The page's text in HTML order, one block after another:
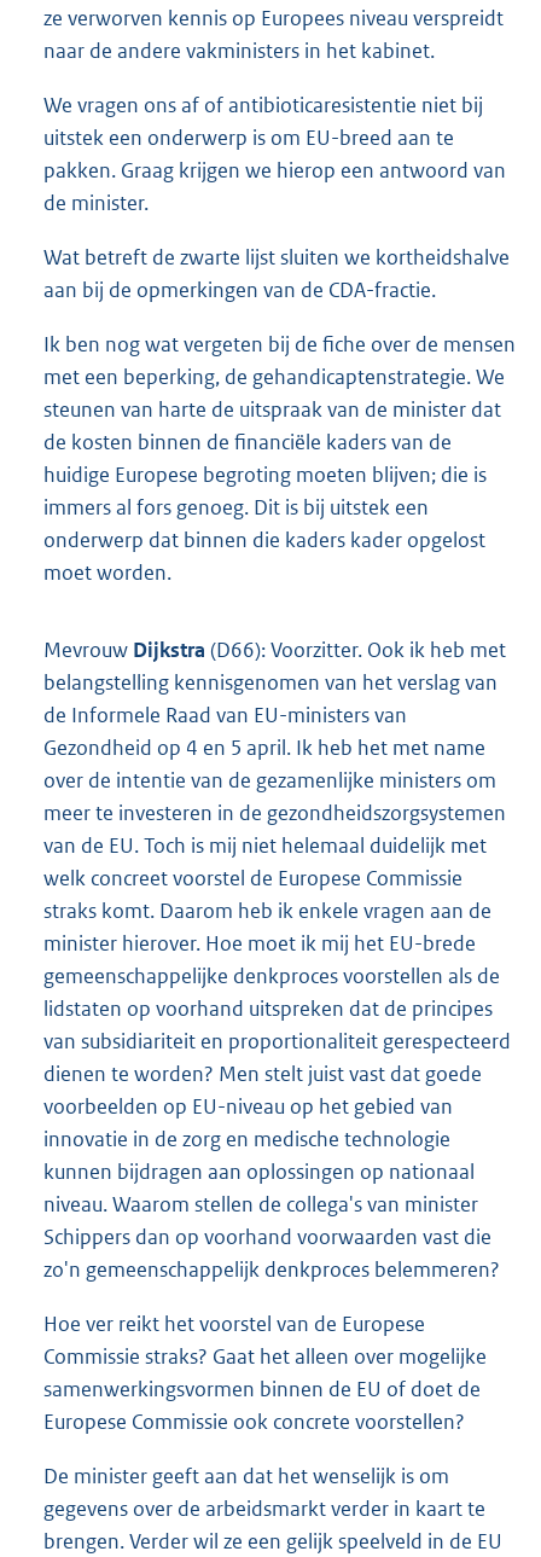
ze verworven kennis op Europees niveau verspreidt
naar de andere vakministers in het kabinet.
We vragen ons af of antibioticaresistentie niet bij
uitstek een onderwerp is om EU-breed aan te
pakken. Graag krijgen we hierop een antwoord van
de minister.
Wat betreft de zwarte lijst sluiten we kortheidshalve
aan bij de opmerkingen van de CDA-fractie.
Ik ben nog wat vergeten bij de fiche over de mensen
met een beperking, de gehandicaptenstrategie. We
steunen van harte de uitspraak van de minister dat
de kosten binnen de financiële kaders van de
huidige Europese begroting moeten blijven; die is
immers al fors genoeg. Dit is bij uitstek een
onderwerp dat binnen die kaders kader opgelost
moet worden.
Mevrouw Dijkstra (D66): Voorzitter. Ook ik heb met
belangstelling kennisgenomen van het verslag van
de Informele Raad van EU-ministers van
Gezondheid op 4 en 5 april. Ik heb het met name
over de intentie van de gezamenlijke ministers om
meer te investeren in de gezondheidszorgsystemen
van de EU. Toch is mij niet helemaal duidelijk met
welk concreet voorstel de Europese Commissie
straks komt. Daarom heb ik enkele vragen aan de
minister hierover. Hoe moet ik mij het EU-brede
gemeenschappelijke denkproces voorstellen als de
lidstaten op voorhand uitspreken dat de principes
van subsidiariteit en proportionaliteit gerespecteerd
dienen te worden? Men stelt juist vast dat goede
voorbeelden op EU-niveau op het gebied van
innovatie in de zorg en medische technologie
kunnen bijdragen aan oplossingen op nationaal
niveau. Waarom stellen de collega's van minister
Schippers dan op voorhand voorwaarden vast die
zo'n gemeenschappelijk denkproces belemmeren?
Hoe ver reikt het voorstel van de Europese
Commissie straks? Gaat het alleen over mogelijke
samenwerkingsvormen binnen de EU of doet de
Europese Commissie ook concrete voorstellen?
De minister geeft aan dat het wenselijk is om
gegevens over de arbeidsmarkt verder in kaart te
brengen. Verder wil ze een gelijk speelveld in de EU